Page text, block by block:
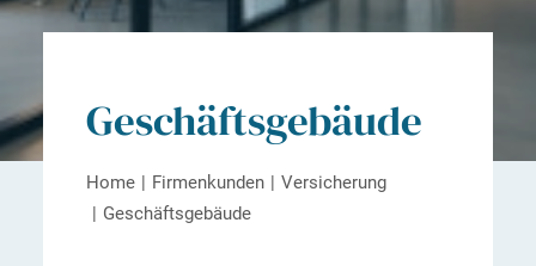
Geschäftsgebäude
Home Firmenkunden
Versicherung
Geschäftsgebäude